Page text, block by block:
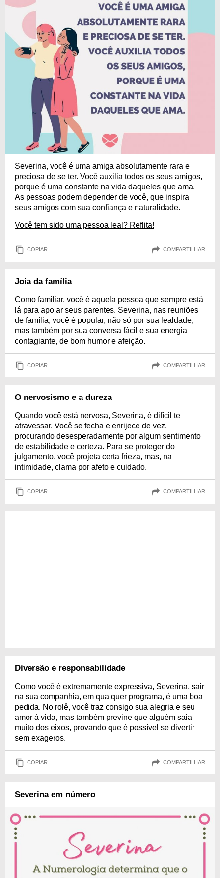
Severina, você é uma amiga absolutamente rara e
preciosa de se ter. Você auxilia todos os seus amigos,
porque é uma constante na vida daqueles que ama.
As pessoas podem depender de você, que inspira
seus amigos com sua confiança e naturalidade.
Você tem sido uma pessoa leal? Reflita!
COPIAR COMPARTILHAR
Joia da família
Como familiar, você é aquela pessoa que sempre está
lá para apoiar seus parentes. Severina, nas reuniões
de família, você é popular, não só por sua lealdade,
mas também por sua conversa fácil e sua energia
contagiante, de bom humor e afeição.
COPIAR COMPARTILHAR
O nervosismo e a dureza
Quando você está nervosa, Severina, é difícil te
atravessar. Você se fecha e enrijece de vez,
procurando desesperadamente por algum sentimento
de estabilidade e certeza. Para se proteger do
julgamento, você projeta certa frieza, mas, na
intimidade, clama por afeto e cuidado.
COPIAR COMPARTILHAR
Diversão e responsabilidade
Como você é extremamente expressiva, Severina, sair
na sua companhia, em qualquer programa, é uma boa
pedida. No rolê, você traz consigo sua alegria e seu
amor à vida, mas também previne que alguém saia
muito dos eixos, provando que é possível se divertir
sem exageros.
COPIAR COMPARTILHAR
Severina em número